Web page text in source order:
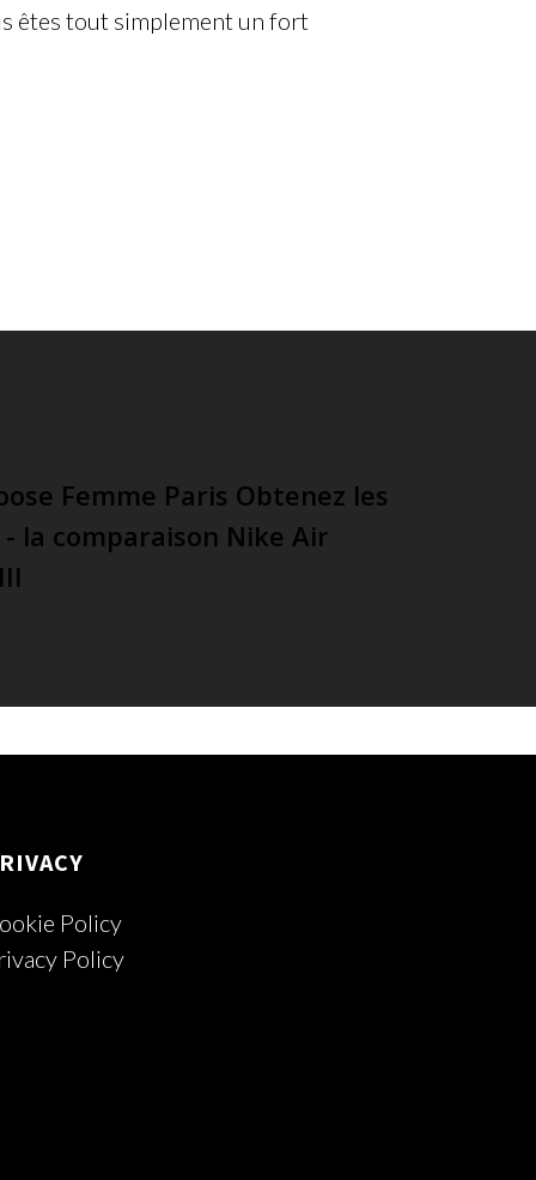
êtes tout simplement un fort
Femme Paris Obtenez les
- la comparaison Nike Air
Policy
Policy